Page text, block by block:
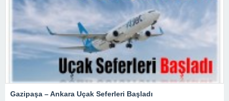
Gazipaşa – Ankara Uçak Seferleri Başladı